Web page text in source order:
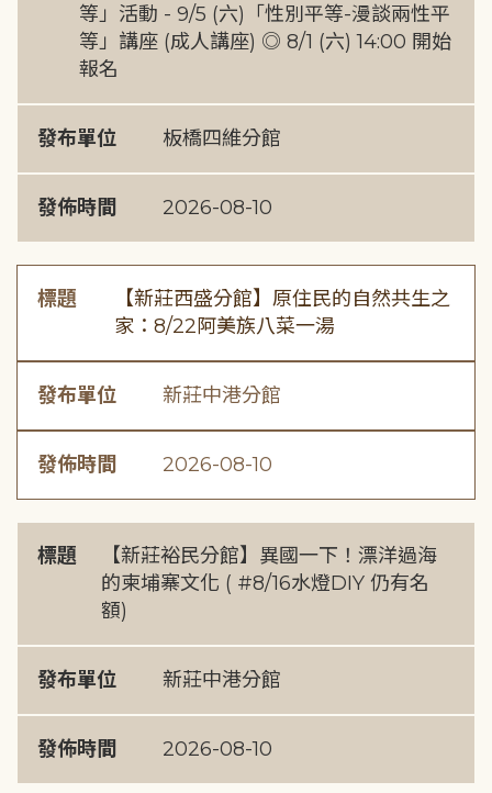
等」活動 - 9/5 (六)「性別平等-漫談兩性平
等」講座 (成人講座) ◎ 8/1 (六) 14:00 開始
報名
發布單位 板橋四維分館
發佈時間 2026-08-10
標題
【新莊西盛分館】原住民的自然共生之
家：8/22阿美族八菜一湯
發布單位 新莊中港分館
發佈時間 2026-08-10
標題
【新莊裕民分館】異國一下！漂洋過海
的柬埔寨文化 ( #8/16水燈DIY 仍有名
額)
發布單位 新莊中港分館
發佈時間 2026-08-10